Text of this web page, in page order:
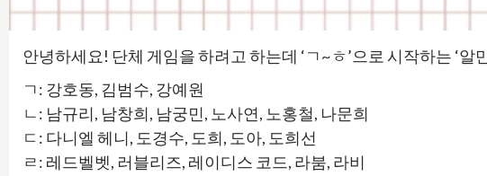
안녕하세요! 단체 게임을 하려고 하는데 ‘ㄱ~ㅎ’으로 시작하는 ‘
ㄱ: 강호동, 김범수, 강예원
ㄴ: 남규리, 남창희, 남궁민, 노사연, 노홍철, 나문희
ㄷ: 다니엘 헤니, 도경수, 도희, 도아, 도희선
ㄹ: 레드벨벳, 러블리즈, 레이디스 코드, 라붐, 라비